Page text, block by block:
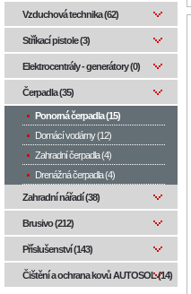
Vzduchová technika (62)
Stříkací pistole (3)
Elektrocentrály - generátory (0)
Čerpadla (35)
Ponorná čerpadla (15)
Domácí vodárny (12)
Zahradní čerpadla (4)
Drenážná čerpadla (4)
Zahradní nářadí (38)
Brusivo (212)
Příslušenství (143)
Čištění a ochrana kovů AUTOSOL (14)